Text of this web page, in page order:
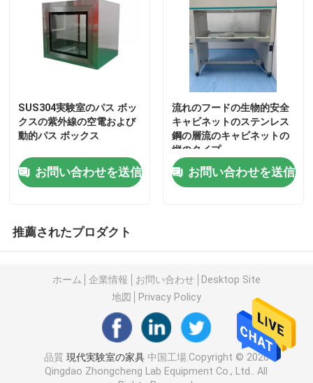
学校の実験室の家具
実験室の島のベンチ
実験室の壁のベンチ
実習指導のベンチ
実験室の収納キャビネット
安全収納キャビネット
生物的安全キャビネット
SUS304実験室のパス ボッ
クスの紫外線の空電および
動的パス ボックス
お問い合わせを送信
流れのフードの生物的安全
キャビネットのステンレス
鋼の層流のキャビネットの
縦のタイプ
お問い合わせを送信
推薦されたプロダクト
ホーム 企業情報 お問い合わせ
Desktop Site
地図
Privacy Policy
品質 現代実験室の家具中国工場.Copyright © 2026
Qingdao Zhongcheng Lab Equipment Co., Ltd.. All